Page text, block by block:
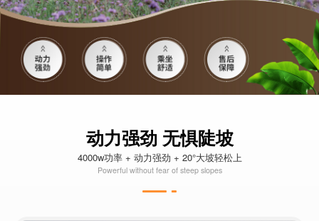
动力强劲 无惧陡坡
4000w功率 + 动力强劲 + 20°大坡轻松上
Powerful without fear of steep slopes